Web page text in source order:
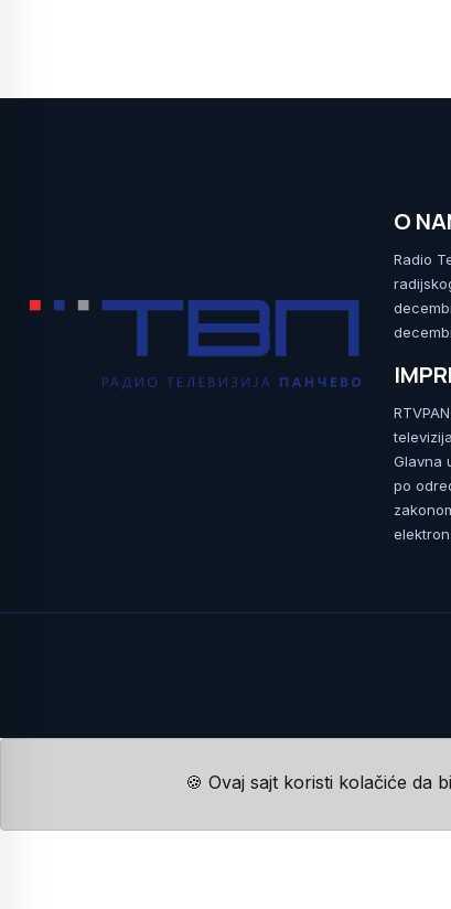
O
Radio
Glavna
po
🍪 Ovaj sajt koristi kolačiće da